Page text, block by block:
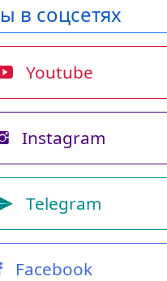
в соцсетях
Youtube
Instagram
Telegram
Facebook